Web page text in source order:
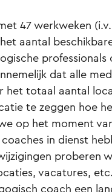
47 werkweken
aantal
dat alle
het totaal aantal
te zeggen hoe
op het moment
in dienst
proberen
vacatures,
coach een